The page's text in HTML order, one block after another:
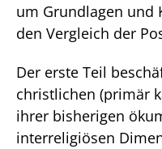
um Grundlagen und
den Vergleich der
Der erste Teil
christlichen (primär
ihrer bisherigen
interreligiösen